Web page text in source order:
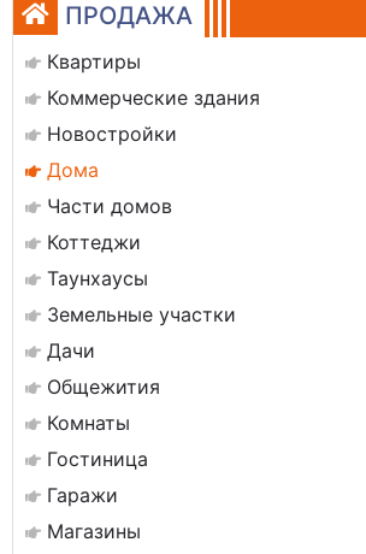
ПРОДАЖА
Квартиры
Коммерческие здания
Новостройки
Дома
Части домов
Коттеджи
Таунхаусы
Земельные участки
Дачи
Общежития
Комнаты
Гостиница
Гаражи
Магазины